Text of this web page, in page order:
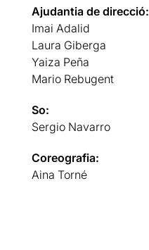
Ajudantia de direcció:
Imai Adalid
Laura Giberga
Yaiza Peña
Mario Rebugent
So:
Sergio Navarro
Coreografia:
Aina Torné